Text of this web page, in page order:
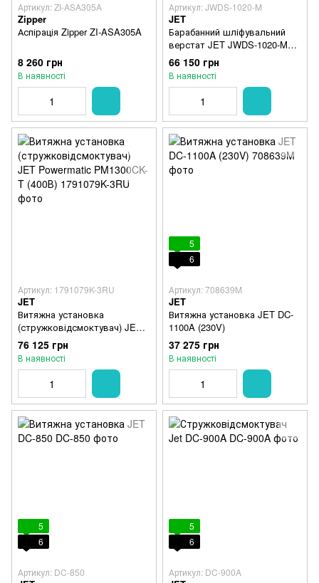
Артикул: ZI-ASA305A
Zipper
Аспірація Zipper ZI-ASA305A
8 260 грн
В наявності
Артикул: JWDS-1020-M
JET
Барабанний шліфувальний
верстат JET JWDS-1020-M
(230 В)
66 150 грн
В наявності
Артикул: 1791079K-3RU
JET
Витяжна установка
(стружковідсмоктувач) JET
Powermatic PM1300CK-T
(400В)
76 125 грн
В наявності
5
6
Артикул: 708639M
JET
Витяжна установка JET DC-
1100A (230V)
37 275 грн
В наявності
5
6
Артикул: DC-850
5
6
Артикул: DC-900A